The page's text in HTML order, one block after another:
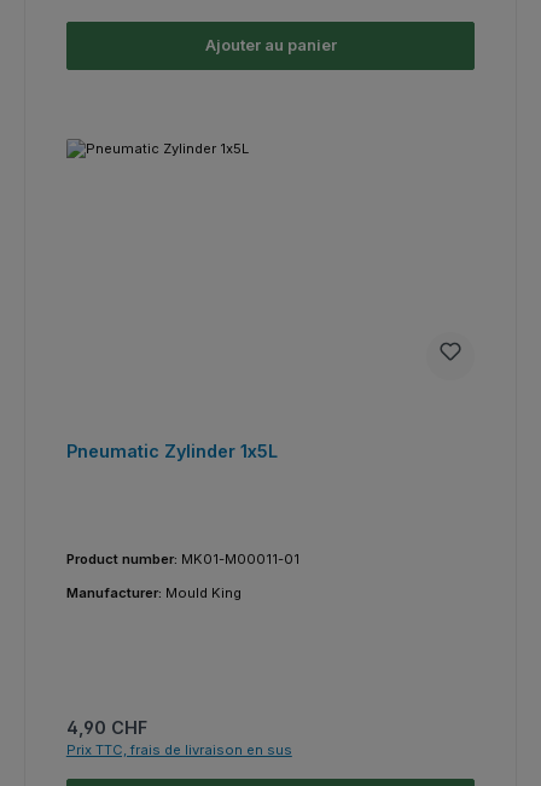
Ajouter au panier
Pneumatic Zylinder 1x5L
Product number: MK01-M00011-01
Manufacturer: Mould King
Prix régulier :
4,90 CHF
Prix TTC, frais de livraison en sus